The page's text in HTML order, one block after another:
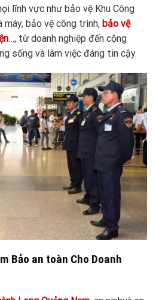
lĩnh vực như bảo vệ Khu Công
máy, bảo vệ công trình, bảo vệ
…, từ doanh nghiệp đến cộng
sống và làm việc đáng tin cậy.
Bảo an toàn Cho Doanh